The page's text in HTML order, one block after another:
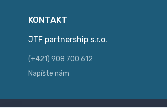
KONTAKT
JTF partnership s.r.o.
(+421) 908 700 612
Napíšte nám